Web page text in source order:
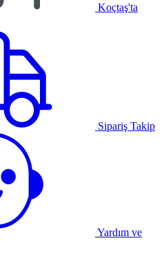
Koçtaş'ta
Sipariş Takip
Yardım ve